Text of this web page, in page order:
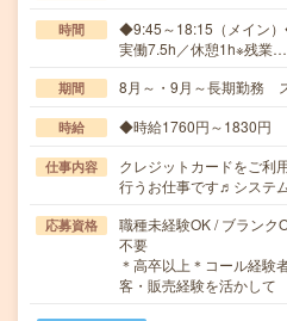
時間
◆9:45～18:15（メイン
実働7.5h／休憩1h※残業…
期間 8月～・9月～長期勤務
時給 ◆時給1760円～1830円
仕事内容
クレジットカードをご利
行うお仕事です♬システ
応募資格
職種未経験OK / ブランク
不要
＊高卒以上＊コール経
客・販売経験を活かし